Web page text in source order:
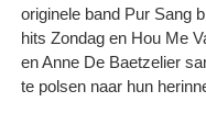
originele band Pur Sang
hits Zondag en Hou Me
en Anne De Baetzelier
te polsen naar hun